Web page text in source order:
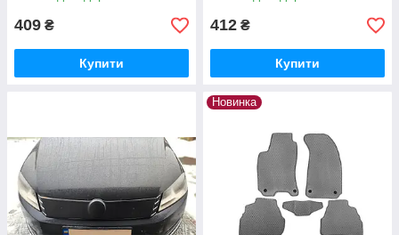
409 ₴
Купити
412 ₴
Купити
Новинка